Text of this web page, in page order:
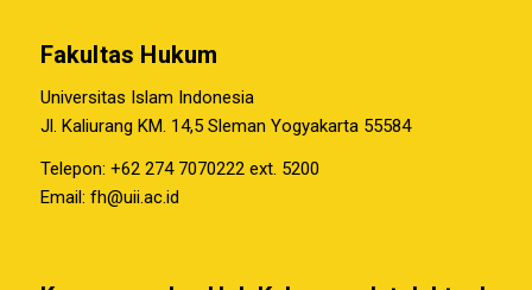
Fakultas Hukum
Universitas Islam Indonesia
Jl. Kaliurang KM. 14,5 Sleman Yogyakarta 55584
Telepon: +62 274 7070222 ext. 5200
Email: fh@uii.ac.id